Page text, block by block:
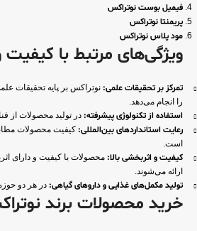
فیمیل بوست نوتراکس
پریمنتا نوتراکس
مود پلاس نوتراکس
ویژگی‌های مرتبط با کیفیت
تمرکز بر تحقیقات علمی: نوتراکس بر پایه تحقیقات
را انجام می‌دهد.
استفاده از تکنولوژی پیشرفته: در تولید محصولات از
رعایت استانداردهای بین‌المللی: کیفیت محصولات
است.
کیفیت و اثربخشی بالا: محصولات با کیفیت و دارای
ارائه می‌شوند.
تولید مکمل‌های غذایی و داروهای گیاهی: در هر دو
خرید محصولات برند